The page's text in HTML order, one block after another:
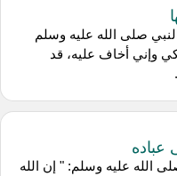
صلى الله عليه وسلم
وإني أخاف عليه، قد
عباده
الله عليه وسلم: " إن الله